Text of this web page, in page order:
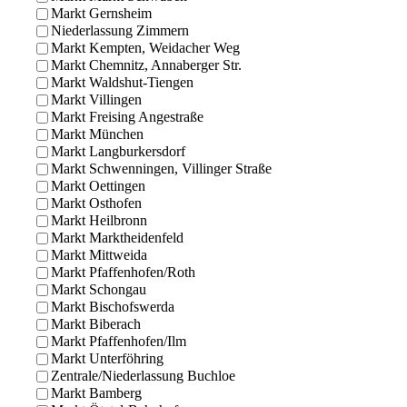
Markt Gernsheim
Niederlassung Zimmern
Markt Kempten, Weidacher Weg
Markt Chemnitz, Annaberger Str.
Markt Waldshut-Tiengen
Markt Villingen
Markt Freising Angestraße
Markt München
Markt Langburkersdorf
Markt Schwenningen, Villinger Straße
Markt Oettingen
Markt Osthofen
Markt Heilbronn
Markt Marktheidenfeld
Markt Mittweida
Markt Pfaffenhofen/Roth
Markt Schongau
Markt Bischofswerda
Markt Biberach
Markt Pfaffenhofen/Ilm
Markt Unterföhring
Zentrale/Niederlassung Buchloe
Markt Bamberg